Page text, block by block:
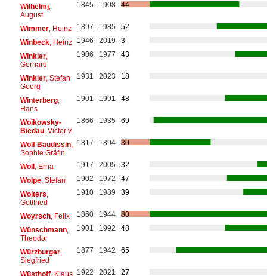
Wilhelmj,
August
1845 1908 44
Wimmer, Heinz 1897 1985
52
Winbeck, Heinz 1946 2019
3
Winkler,
Gerhard
1906 1977 43
Winkler, Stefan
Georg
1931 2023 18
Winterberg,
Hans
1901 1991 48
Woikowsky-
Biedau, Victor v.
1866 1935 69
Wolf Baudissin,
Sophie Gräfin
1817 1894 30
Woll, Erna 1917 2005
32
Wolpe, Stefan 1902 1972
47
Wolters,
Gottfried
1910 1989 39
Woyrsch, Felix 1860 1944
80
Wünschmann,
Theodor
1901 1992 48
Würzburger,
Siegfried
1877 1942 65
Wüsthoff, Klaus 1922 2021
27